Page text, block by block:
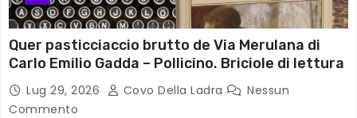
Quer pasticciaccio brutto de Via Merulana di
Carlo Emilio Gadda – Pollicino. Briciole di lettura
Lug 29, 2026 Covo Della Ladra
Nessun
Commento